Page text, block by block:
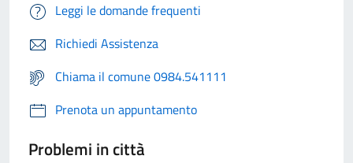
Leggi le domande frequenti
Richiedi Assistenza
Chiama il comune 0984.541111
Prenota un appuntamento
Problemi in città